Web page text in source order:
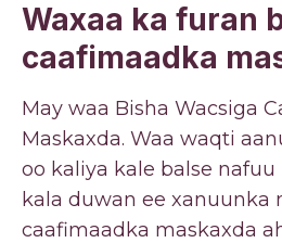
Waxaa ka furan
caafimaadka
May waa Bisha Wacsiga
Maskaxda. Waa waqti
oo kaliya kale balse nafuu
kala duwan ee xanuunka
caafimaadka maskaxda